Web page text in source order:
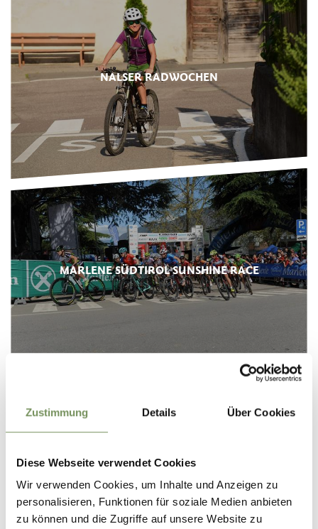
Zustimmung Details Über Cookies
Diese Webseite verwendet Cookies
Wir verwenden Cookies, um Inhalte und Anzeigen zu
personalisieren, Funktionen für soziale Medien anbieten
zu können und die Zugriffe auf unsere Website zu
NALSER RADWOCHEN
MARLENE SÜDTIROL SUNSHINE RACE